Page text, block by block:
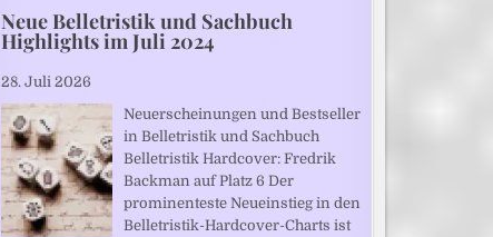
Neue Belletristik und Sachbuch
Highlights im Juli 2024
28. Juli 2026
Neuerscheinungen und Bestseller
in Belletristik und Sachbuch
Belletristik Hardcover: Fredrik
Backman auf Platz 6 Der
prominenteste Neueinstieg in den
Belletristik-Hardcover-Charts ist